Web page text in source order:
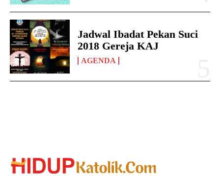
Jadwal Ibadat Pekan Suci
2018 Gereja KAJ
AGENDA